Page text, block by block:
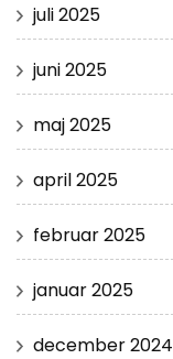
juli 2025
juni 2025
maj 2025
april 2025
februar 2025
januar 2025
december 2024